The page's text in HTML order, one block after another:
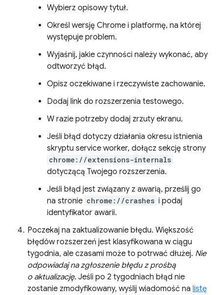
Wybierz opisowy tytuł.
Określ wersję Chrome i platformę, na której
występuje problem.
Wyjaśnij, jakie czynności należy wykonać, aby
odtworzyć błąd.
Opisz oczekiwane i rzeczywiste zachowanie.
Dodaj link do rozszerzenia testowego.
W razie potrzeby dodaj zrzuty ekranu.
Jeśli błąd dotyczy działania okresu istnienia
skryptu service worker, dołącz sekcję strony
chrome://extensions-internals
dotyczącą Twojego rozszerzenia.
Jeśli błąd jest związany z awarią, prześlij go
na stronie chrome://crashes i podaj
identyfikator awarii.
Poczekaj na zaktualizowanie błędu. Większość
błędów rozszerzeń jest klasyfikowana w ciągu
tygodnia, ale czasami może to potrwać dłużej. Nie
odpowiadaj na zgłoszenie błędu z prośbą
o aktualizację. Jeśli po 2 tygodniach błąd nie
zostanie zmodyfikowany, wyślij wiadomość na listę